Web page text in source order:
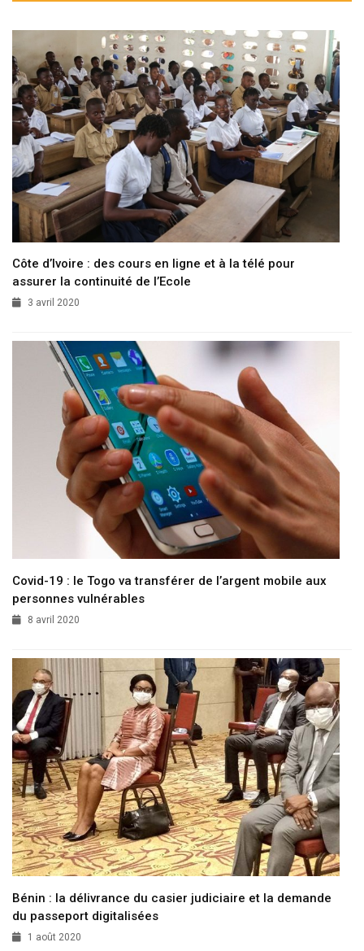
Côte d’Ivoire : des cours en ligne et à la télé pour
assurer la continuité de l’Ecole
3 avril 2020
Covid-19 : le Togo va transférer de l’argent mobile aux
personnes vulnérables
8 avril 2020
Bénin : la délivrance du casier judiciaire et la demande
du passeport digitalisées
1 août 2020